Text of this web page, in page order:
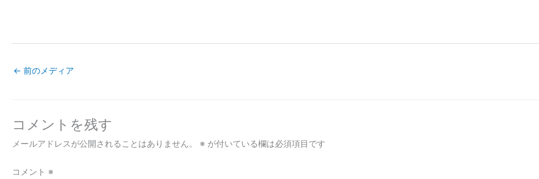
← 前のメディア
コメントを残す
メールアドレスが公開されることはありません。 ※ が付いている欄は必須項目です
コメント ※